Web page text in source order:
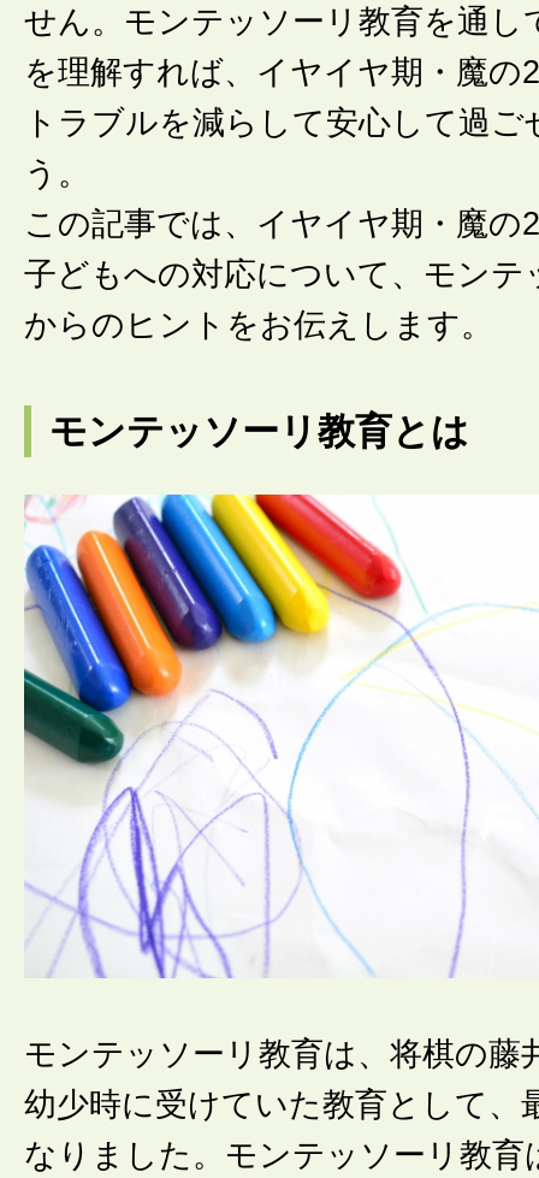
せん。モンテッソーリ教育を通し
を理解すれば、イヤイヤ期・魔の
トラブルを減らして安心して過ご
う。
この記事では、イヤイヤ期・魔の
子どもへの対応について、モンテ
からのヒントをお伝えします。
モンテッソーリ教育とは
モンテッソーリ教育は、将棋の藤
幼少時に受けていた教育として、
なりました。モンテッソーリ教育